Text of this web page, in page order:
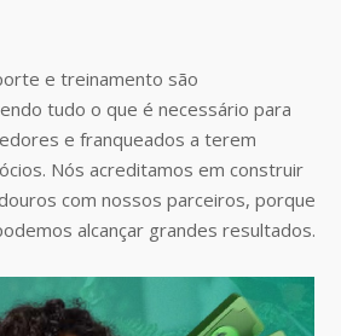
e treinamento são
tudo o que é necessário para
e franqueados a terem
Nós acreditamos em construir
com nossos parceiros, porque
alcançar grandes resultados.